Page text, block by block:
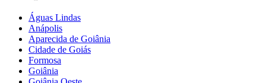
Águas Lindas
Anápolis
Aparecida de Goiânia
Cidade de Goiás
Formosa
Goiânia